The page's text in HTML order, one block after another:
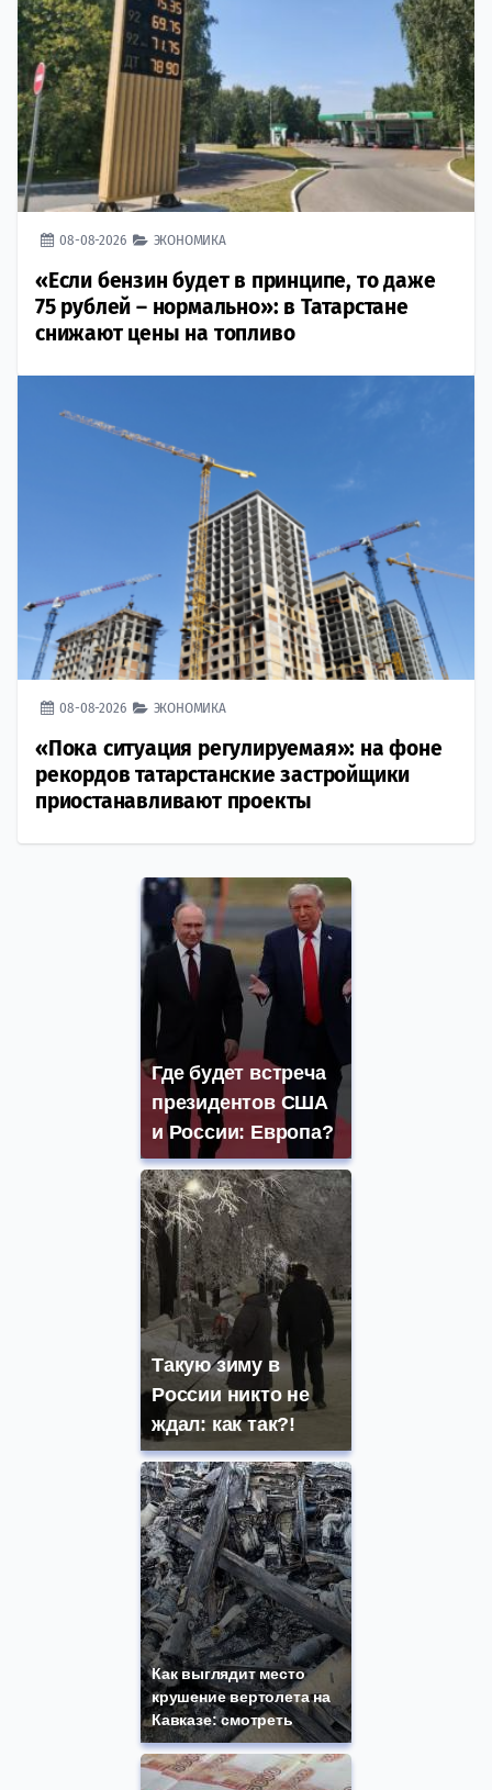
08-08-2026 ЭКОНОМИКА
«Если бензин будет в принципе, то даже
75 рублей – нормально»: в Татарстане
снижают цены на топливо
08-08-2026 ЭКОНОМИКА
«Пока ситуация регулируемая»: на фоне
рекордов татарстанские застройщики
приостанавливают проекты
Где будет встреча
президентов США
и России: Европа?
Такую зиму в
России никто не
ждал: как так?!
Как выглядит место
крушение вертолета на
Кавказе: смотреть